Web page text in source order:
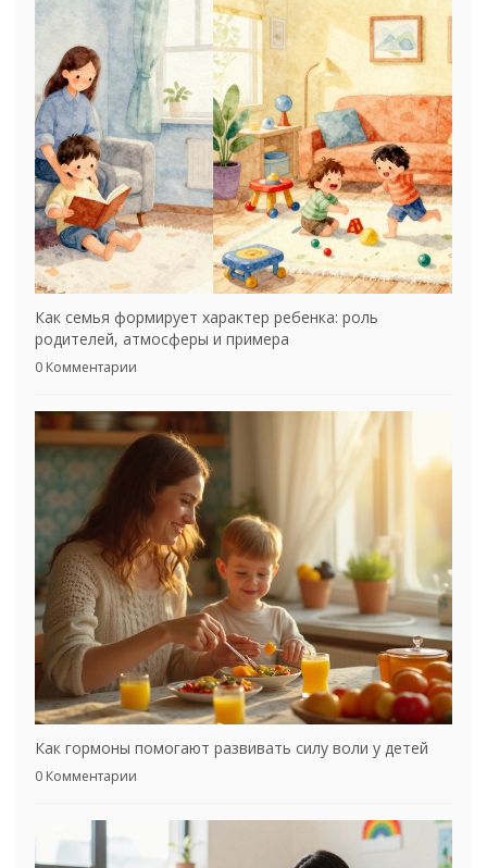
Как семья формирует характер ребенка: роль
родителей, атмосферы и примера
0 Комментарии
Как гормоны помогают развивать силу воли у детей
0 Комментарии